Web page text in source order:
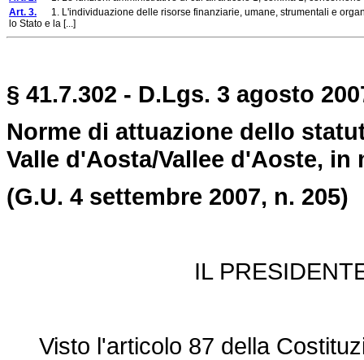
Art. 3. 1. L'individuazione delle risorse finanziarie, umane, strumentali e
lo Stato e la [...]
§ 41.7.302 - D.Lgs. 3 agosto
Norme di attuazione dello
Valle d'Aosta/Vallee d'Aoste, in
(G.U. 4 settembre 2007, n. 205)
IL
Visto l'articolo 87 della